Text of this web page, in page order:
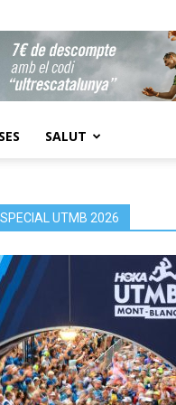
SALUT
UTMB 2026